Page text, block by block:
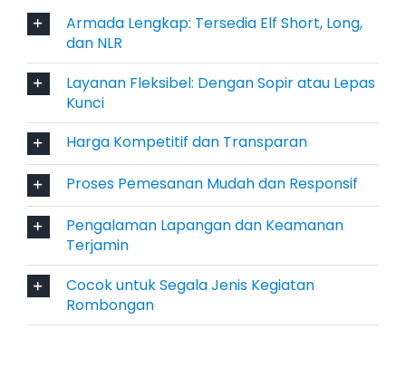
booking Elf harian dan bulanan, lengkap
dengan opsi dengan sopir maupun lepas kunci.
Ini memberikan fleksibilitas bagi pengguna:
sewa harian cocok untuk wisata singkat,
sedangkan sewa bulanan lebih ideal untuk
keperluan proyek atau operasional jangka
panjang.
5. Solusi Ideal untuk Transportasi
Acara dan Kegiatan Kolektif
Kegiatan seperti kunjungan kerja, acara
pernikahan, rombongan study tour, atau
Armada Lengkap: Tersedia Elf Short, Long,
dan NLR
Layanan Fleksibel: Dengan Sopir atau Lepas
Kunci
Harga Kompetitif dan Transparan
Proses Pemesanan Mudah dan Responsif
Pengalaman Lapangan dan Keamanan
Terjamin
Cocok untuk Segala Jenis Kegiatan
Rombongan